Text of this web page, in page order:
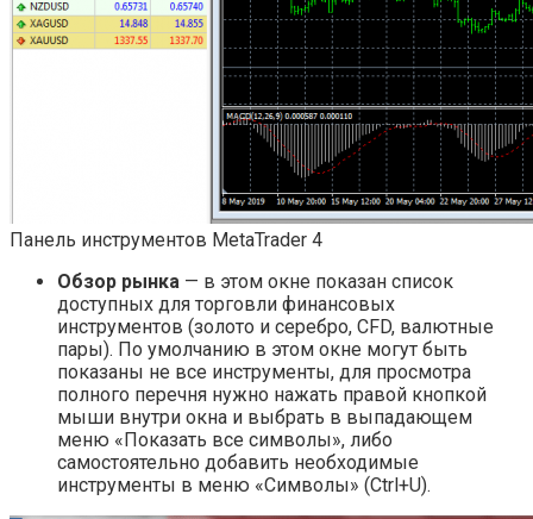
Панель инструментов MetaTrader 4
Обзор рынка — в этом окне показан список
доступных для торговли финансовых
инструментов (золото и серебро, CFD, валютные
пары). По умолчанию в этом окне могут быть
показаны не все инструменты, для просмотра
полного перечня нужно нажать правой кнопкой
мыши внутри окна и выбрать в выпадающем
меню «Показать все символы», либо
самостоятельно добавить необходимые
инструменты в меню «Символы» (Ctrl+U).